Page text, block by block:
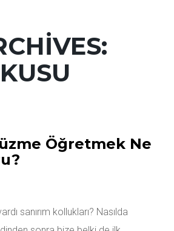
Öğretmek Ne
sanırım kollukları? Nasılda